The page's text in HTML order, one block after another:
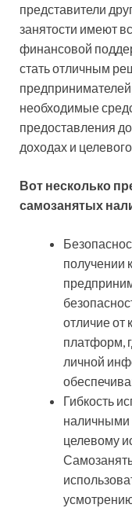
представители
занятости имеют
финансовой
стать отличным
необходимые
предоставления
доходах и
Вот несколько
самозанятых
получении
отличие от
платформ,
личной
Гибкость
наличными
целевому